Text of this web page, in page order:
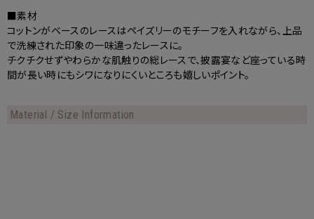
■素材
コットンがベースのレースはペイズリーのモチーフを入れながら、上品
で洗練された印象の一味違ったレースに。
チクチクせずやわらかな肌触りの総レースで、披露宴など座っている時
間が長い時にもシワになりにくいところも嬉しいポイント。
Material / Size Information